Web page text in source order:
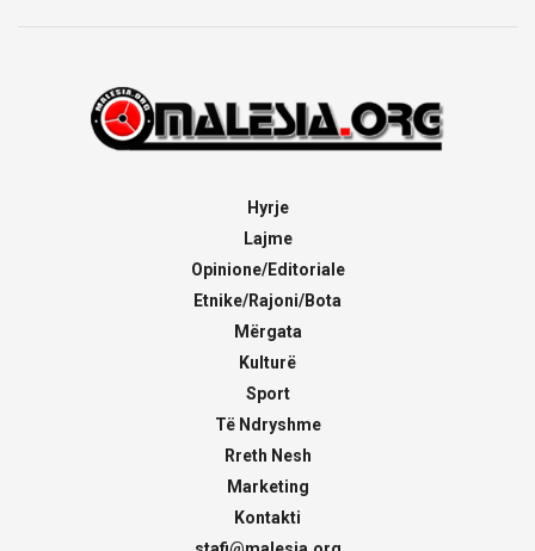
Hyrje
Lajme
Opinione/Editoriale
Etnike/Rajoni/Bota
Mërgata
Kulturë
Sport
Të Ndryshme
Rreth Nesh
Marketing
Kontakti